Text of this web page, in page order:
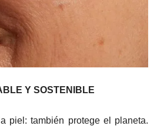
Y SOSTENIBLE
piel: también protege el planeta.